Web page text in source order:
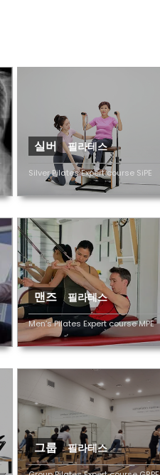
실버 필라테스
Silver Pilates Expert course SiPE
맨즈 필라테스
Men’s Pilates Expert course MPE
그룹 필라테스